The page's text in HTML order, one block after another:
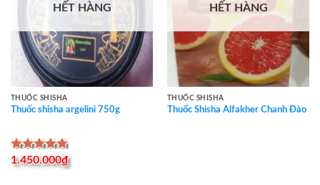
HẾT HÀNG
THUỐC SHISHA
Thuốc shisha argelini 750g
Được xếp
1.450.000₫
HẾT HÀNG
THUỐC SHISHA
Thuốc Shisha Alfakher Chanh Đào